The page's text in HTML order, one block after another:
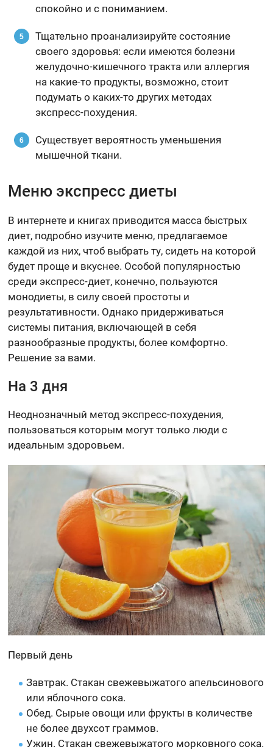
спокойно и с пониманием.
Тщательно проанализируйте состояние
своего здоровья: если имеются болезни
желудочно-кишечного тракта или аллергия
на какие-то продукты, возможно, стоит
подумать о каких-то других методах
экспресс-похудения.
Существует вероятность уменьшения
мышечной ткани.
Меню экспресс диеты
В интернете и книгах приводится масса быстрых
диет, подробно изучите меню, предлагаемое
каждой из них, чтоб выбрать ту, сидеть на которой
будет проще и вкуснее. Особой популярностью
среди экспресс-диет, конечно, пользуются
монодиеты, в силу своей простоты и
результативности. Однако придерживаться
системы питания, включающей в себя
разнообразные продукты, более комфортно.
Решение за вами.
На 3 дня
Неоднозначный метод экспресс-похудения,
пользоваться которым могут только люди с
идеальным здоровьем.
Первый день
Завтрак. Стакан свежевыжатого апельсинового
или яблочного сока.
Обед. Сырые овощи или фрукты в количестве
не более двухсот граммов.
Ужин. Стакан свежевыжатого морковного сока.